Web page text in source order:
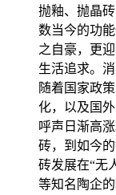
抛釉、抛晶
数当今的功
之自豪，更
生活追求。
随着国家政
化，以及国
呼声日渐高
砖，到如今
砖发展在“无
等知名陶企